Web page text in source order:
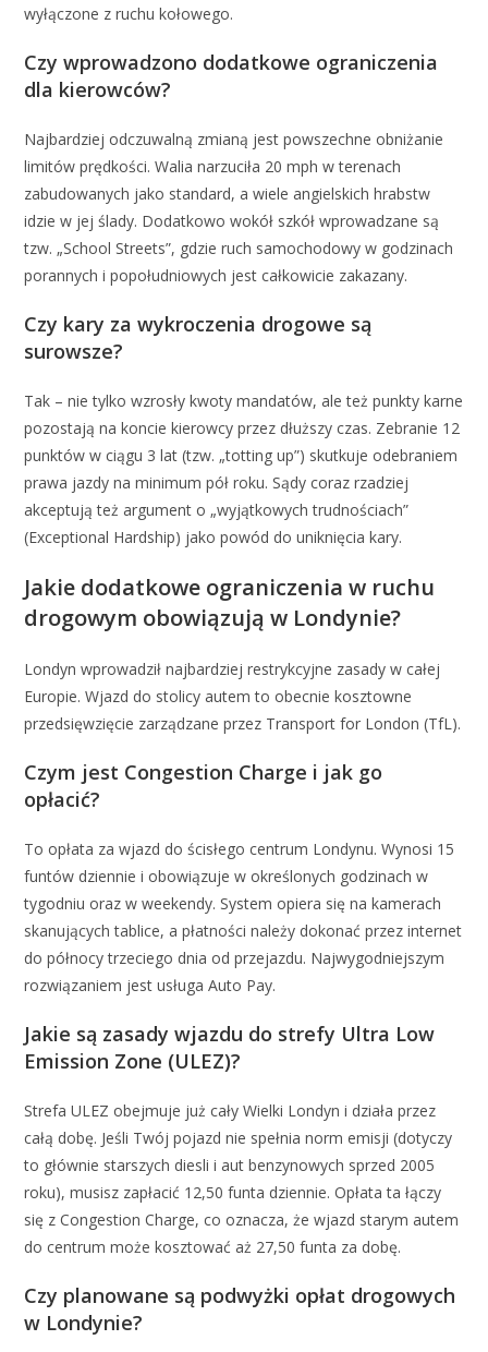
wyłączone z ruchu kołowego.
Czy wprowadzono dodatkowe ograniczenia
dla kierowców?
Najbardziej odczuwalną zmianą jest powszechne obniżanie
limitów prędkości. Walia narzuciła 20 mph w terenach
zabudowanych jako standard, a wiele angielskich hrabstw
idzie w jej ślady. Dodatkowo wokół szkół wprowadzane są
tzw. „School Streets”, gdzie ruch samochodowy w godzinach
porannych i popołudniowych jest całkowicie zakazany.
Czy kary za wykroczenia drogowe są
surowsze?
Tak – nie tylko wzrosły kwoty mandatów, ale też punkty karne
pozostają na koncie kierowcy przez dłuższy czas. Zebranie 12
punktów w ciągu 3 lat (tzw. „totting up”) skutkuje odebraniem
prawa jazdy na minimum pół roku. Sądy coraz rzadziej
akceptują też argument o „wyjątkowych trudnościach”
(Exceptional Hardship) jako powód do uniknięcia kary.
Jakie dodatkowe ograniczenia w ruchu
drogowym obowiązują w Londynie?
Londyn wprowadził najbardziej restrykcyjne zasady w całej
Europie. Wjazd do stolicy autem to obecnie kosztowne
przedsięwzięcie zarządzane przez Transport for London (TfL).
Czym jest Congestion Charge i jak go
opłacić?
To opłata za wjazd do ścisłego centrum Londynu. Wynosi 15
funtów dziennie i obowiązuje w określonych godzinach w
tygodniu oraz w weekendy. System opiera się na kamerach
skanujących tablice, a płatności należy dokonać przez internet
do północy trzeciego dnia od przejazdu. Najwygodniejszym
rozwiązaniem jest usługa Auto Pay.
Jakie są zasady wjazdu do strefy Ultra Low
Emission Zone (ULEZ)?
Strefa ULEZ obejmuje już cały Wielki Londyn i działa przez
całą dobę. Jeśli Twój pojazd nie spełnia norm emisji (dotyczy
to głównie starszych diesli i aut benzynowych sprzed 2005
roku), musisz zapłacić 12,50 funta dziennie. Opłata ta łączy
się z Congestion Charge, co oznacza, że wjazd starym autem
do centrum może kosztować aż 27,50 funta za dobę.
Czy planowane są podwyżki opłat drogowych
w Londynie?